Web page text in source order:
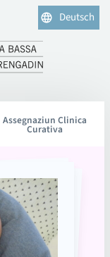
Deutsch
Assegnaziun Clinica
Curativa